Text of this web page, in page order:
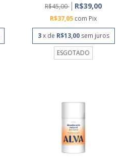
R$45,00 R$39,00
R$37,05 com Pix
3 x de R$13,00 sem juros
ESGOTADO